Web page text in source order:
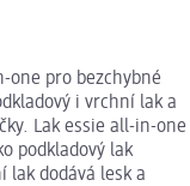
one pro bezchybné
i vrchní lak a
Lak essie all-in-one
podkladový lak
lak dodává lesk a